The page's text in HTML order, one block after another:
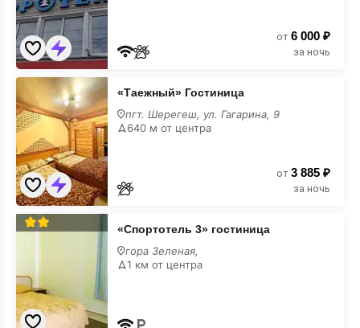
от 6 000 ₽
за ночь
«Таежный»
Гостиница
«Таежный» Гостиница
пгт. Шерегеш, ул. Гагарина, 9
640 м от центра
от 3 885 ₽
за ночь
«Спортотель
3»
«Спортотель 3» гостиница
гора Зеленая,
1 км от центра